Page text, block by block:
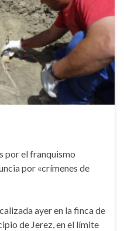
por el franquismo
por «crímenes de
ayer en la finca de
de Jerez, en el límite